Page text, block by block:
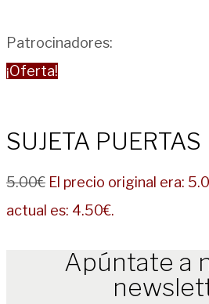
Patrocinadores:
¡Oferta!
SUJETA
5.00€ El precio original era:
actual es: 4.50€.
Apúntate a